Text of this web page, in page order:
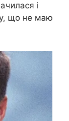
і
що не маю